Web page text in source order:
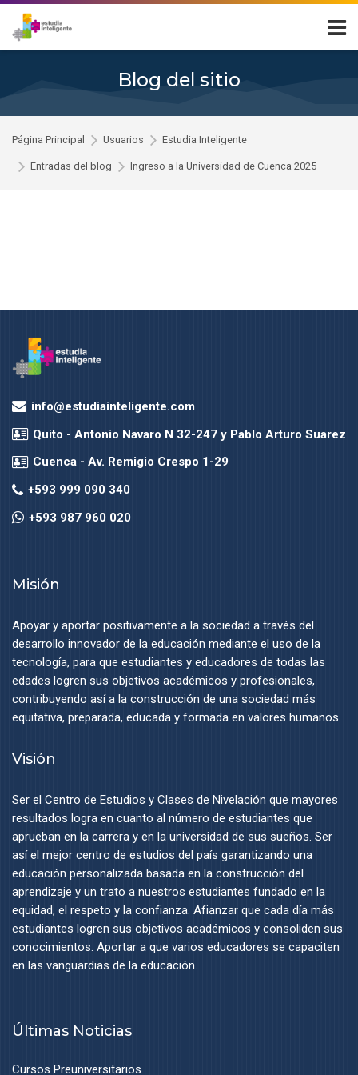
Skip to navigation
Skip to login form
Salta al contenido principal
Skip to footer
Blog del sitio
Página Principal Usuarios Estudia Inteligente
Entradas del blog Ingreso a la Universidad de Cuenca 2025
info@estudiainteligente.com
Quito - Antonio Navaro N 32-247 y Pablo Arturo Suarez
Cuenca - Av. Remigio Crespo 1-29
+593 999 090 340
+593 987 960 020
Misión
Apoyar y aportar positivamente a la sociedad a través del
desarrollo innovador de la educación mediante el uso de la
tecnología, para que estudiantes y educadores de todas las
edades logren sus objetivos académicos y profesionales,
contribuyendo así a la construcción de una sociedad más
equitativa, preparada, educada y formada en valores humanos.
Visión
Ser el Centro de Estudios y Clases de Nivelación que mayores
resultados logra en cuanto al número de estudiantes que
aprueban en la carrera y en la universidad de sus sueños. Ser
así el mejor centro de estudios del país garantizando una
educación personalizada basada en la construcción del
aprendizaje y un trato a nuestros estudiantes fundado en la
equidad, el respeto y la confianza. Afianzar que cada día más
estudiantes logren sus objetivos académicos y consoliden sus
conocimientos. Aportar a que varios educadores se capaciten
en las vanguardias de la educación.
Últimas Noticias
Cursos Preuniversitarios